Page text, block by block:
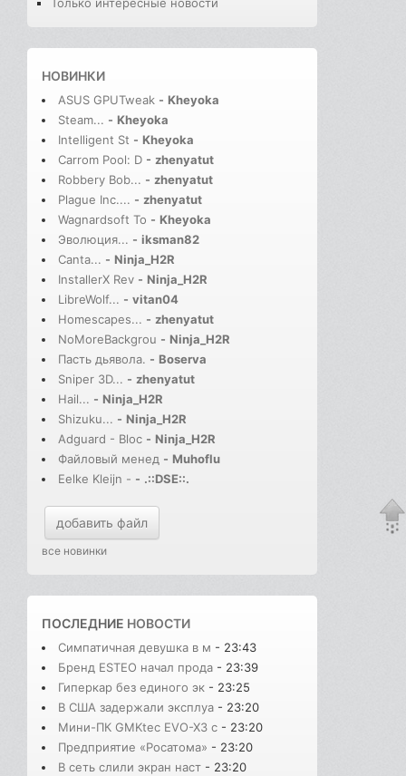
Только интересные новости
НОВИНКИ
ASUS GPUTweak - Kheyoka
Steam... - Kheyoka
Intelligent St - Kheyoka
Carrom Pool: D - zhenyatut
Robbery Bob... - zhenyatut
Plague Inc.... - zhenyatut
Wagnardsoft To - Kheyoka
Эволюция... - iksman82
Canta... - Ninja_H2R
InstallerX Rev - Ninja_H2R
LibreWolf... - vitan04
Homescapes... - zhenyatut
NoMoreBackgrou - Ninja_H2R
Пасть дьявола. - Boserva
Sniper 3D... - zhenyatut
Hail... - Ninja_H2R
Shizuku... - Ninja_H2R
Adguard - Bloc - Ninja_H2R
Файловый менед - Muhoflu
Eelke Kleijn - - .::DSE::.
добавить файл
все новинки
ПОСЛЕДНИЕ НОВОСТИ
Симпатичная девушка в м - 23:43
Бренд ESTEO начал прода - 23:39
Гиперкар без единого эк - 23:25
В США задержали эксплуа - 23:20
Мини-ПК GMKtec EVO-X3 с - 23:20
Предприятие «Росатома» - 23:20
В сеть слили экран наст - 23:20